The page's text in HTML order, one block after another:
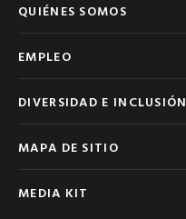
QUIÉNES SOMOS
EMPLEO
DIVERSIDAD E INCLUSIÓN
MAPA DE SITIO
MEDIA KIT